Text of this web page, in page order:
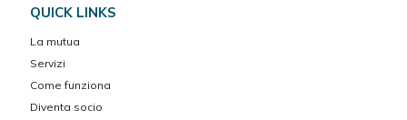
QUICK LINKS
La mutua
Servizi
Come funziona
Diventa socio